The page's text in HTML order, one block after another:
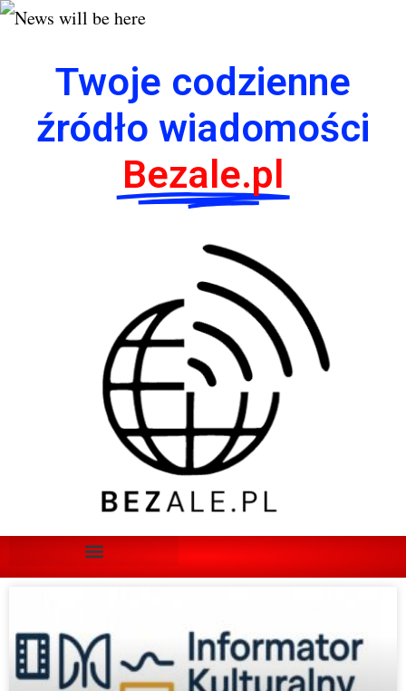
Twoje codzienne
źródło wiadomości
Bezale.pl